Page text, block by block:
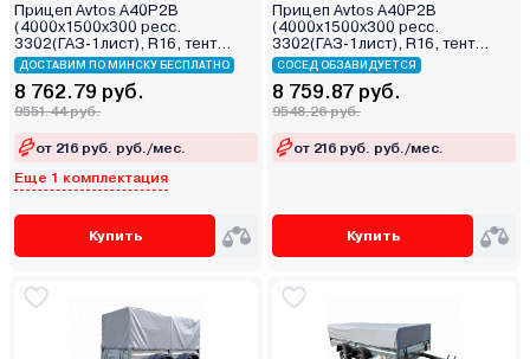
Прицеп Avtos A40P2B
(4000х1500х300 ресс.
3302(ГАЗ-1лист), R16, тент
1200мм Аэро 2ос)
ДОСТАВИМ ПО МИНСКУ БЕСПЛАТНО
8 762.79 руб.
9551.44 руб.
от 216 руб. руб./мес.
Еще 1 комплектация
Купить
Прицеп Avtos A40P2B
(4000х1500х300 ресс.
3302(ГАЗ-1лист), R16, тент
1200мм 2ос)
СОСЕД ОБЗАВИДУЕТСЯ
8 759.87 руб.
9548.26 руб.
от 216 руб. руб./мес.
Купить